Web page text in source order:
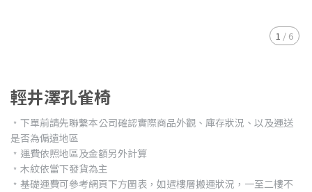
1 / 6
輕井澤孔雀椅
﹡下單前請先聯繫本公司確認實際商品外觀、庫存狀況、以及運送
是否為偏遠地區
﹡運費依照地區及金額另外計算
﹡木紋依當下發貨為主
﹡基礎運費可參考網頁下方圖表，如遇樓層搬運狀況，一至二樓不